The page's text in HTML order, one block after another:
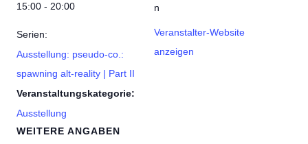
15:00 - 20:00
Serien:
Ausstellung: pseudo-co.:
spawning alt-reality | Part II
Veranstaltungskategorie:
Ausstellung
n
Veranstalter-Website
anzeigen
WEITERE ANGABEN